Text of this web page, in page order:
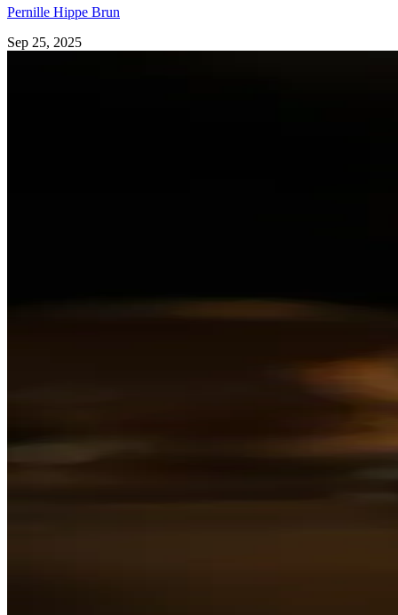
Pernille Hippe Brun
Sep 25, 2025